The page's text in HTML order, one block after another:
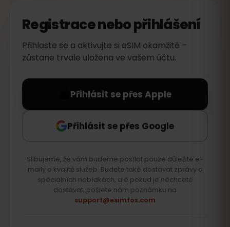
Registrace nebo přihlášení
Přihlaste se a aktivujte si eSIM okamžitě –
zůstane trvale uložena ve vašem účtu.
Přihlásit se přes Apple
Přihlásit se přes Google
Slibujeme, že vám budeme posílat pouze důležité e-
maily o kvalitě služeb. Budete také dostávat zprávy o
speciálních nabídkách, ale pokud je nechcete
dostávat, pošlete nám poznámku na
support@esimfox.com